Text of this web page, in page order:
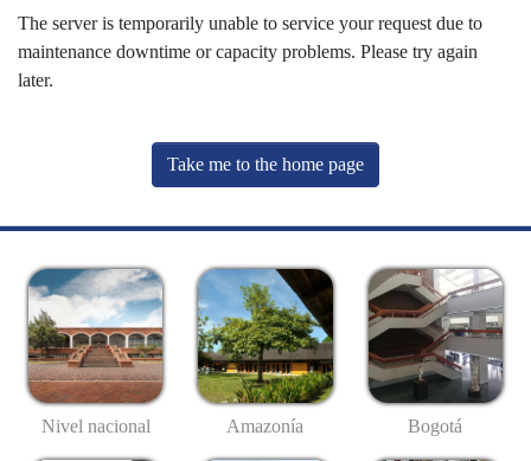
The server is temporarily unable to service your request due to
maintenance downtime or capacity problems. Please try again
later.
Take me to the home page
Nivel nacional Amazonía Bogotá